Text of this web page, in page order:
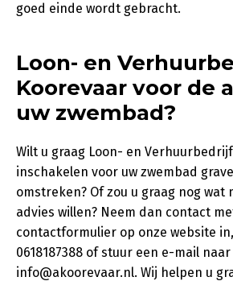
goed einde wordt gebracht.
Loon- en
Koorevaar voor de
uw zwembad?
Wilt u graag Loon- en
inschakelen voor uw zwembad
omstreken? Of zou u graag nog
advies willen? Neem dan contact
contactformulier op onze website
0618187388 of stuur een e-mail naar
info@akoorevaar.nl. Wij helpen u